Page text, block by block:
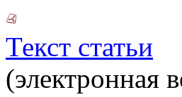
Текст статьи
(электронная